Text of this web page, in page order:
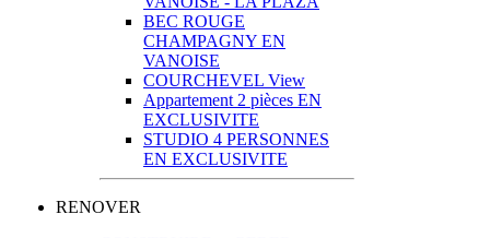
BEC ROUGE
CHAMPAGNY EN
VANOISE
COURCHEVEL View
Appartement 2 pièces EN
EXCLUSIVITE
STUDIO 4 PERSONNES
EN EXCLUSIVITE
RENOVER